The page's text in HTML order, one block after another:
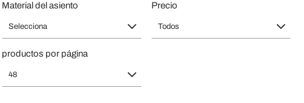
Material del asiento
Selecciona
Precio
Todos
productos por página
48